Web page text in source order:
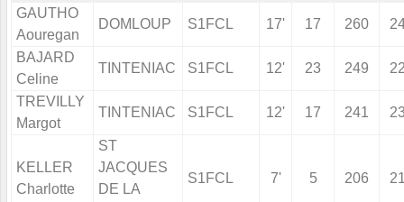
GAUTHO
Aouregan
DOMLOUP S1FCL 17' 17 260
BAJARD
Celine
TINTENIAC S1FCL 12' 23 249
TREVILLY
Margot
TINTENIAC S1FCL 12' 17 241
KELLER
Charlotte
ST
JACQUES
DE LA
S1FCL 7' 5 206